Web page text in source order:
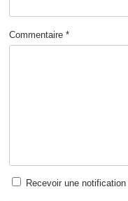
Commentaire *
Recevoir une